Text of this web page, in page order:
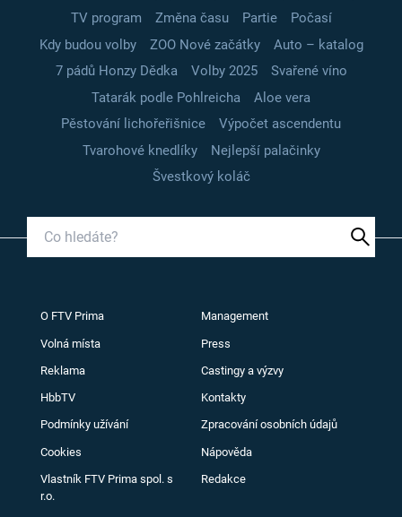
TV program
Změna času Partie
Počasí
Kdy budou volby
ZOO Nové začátky
Auto – katalog
7 pádů Honzy Dědka
Volby 2025
Svařené víno
Tatarák podle Pohlreicha
Aloe vera
Pěstování lichořeřišnice
Výpočet ascendentu
Tvarohové knedlíky
Nejlepší palačinky
Švestkový koláč
O FTV Prima Management
Volná místa Press
Reklama Castingy a výzvy
HbbTV Kontakty
Podmínky užívání Zpracování osobních údajů
Cookies Nápověda
Vlastník FTV Prima spol. s
r.o.
Redakce